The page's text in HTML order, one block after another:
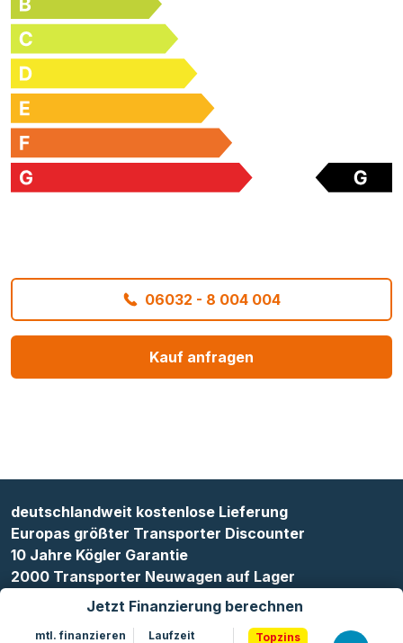
06032 - 8 004 004
Kauf anfragen
Jetzt Finanzierung berechnen
mtl. finanzieren Laufzeit Topzins
deutschlandweit kostenlose Lieferung
Europas größter Transporter Discounter
10 Jahre Kögler Garantie
2000 Transporter Neuwagen auf Lager